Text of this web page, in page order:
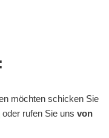
möchten schicken Sie
oder rufen Sie uns von